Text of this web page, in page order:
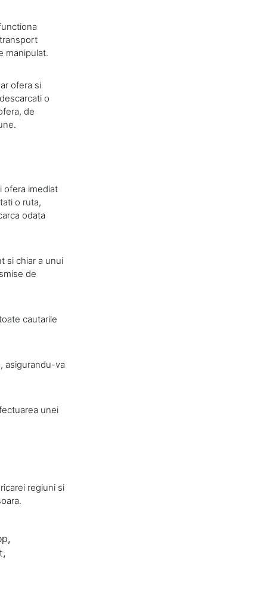
manipulat.
ofera si
o
de
ofera imediat
o ruta,
odata
si chiar a unui
de
cautarile
asigurandu-va
unei
regiuni si
,
,